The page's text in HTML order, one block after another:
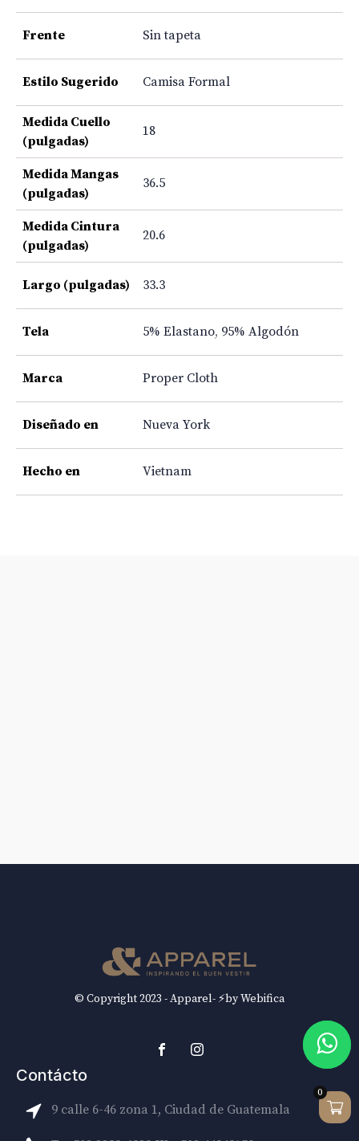
Frente Sin tapeta
Estilo Sugerido Camisa Formal
Medida Cuello
(pulgadas)
18
Medida Mangas
(pulgadas)
36.5
Medida Cintura
(pulgadas)
20.6
Largo (pulgadas) 33.3
Tela 5% Elastano, 95% Algodón
Marca Proper Cloth
Diseñado en Nueva York
Hecho en Vietnam
© Copyright 2023 - Apparel- ⚡by Webifica
Contácto
9 calle 6-46 zona 1, Ciudad de Guatemala
0